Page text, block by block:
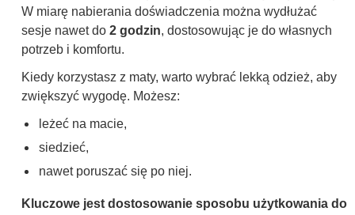
W miarę nabierania doświadczenia można wydłużać
sesje nawet do 2 godzin, dostosowując je do własnych
potrzeb i komfortu.
Kiedy korzystasz z maty, warto wybrać lekką odzież, aby
zwiększyć wygodę. Możesz:
leżeć na macie,
siedzieć,
nawet poruszać się po niej.
Kluczowe jest dostosowanie sposobu użytkowania do